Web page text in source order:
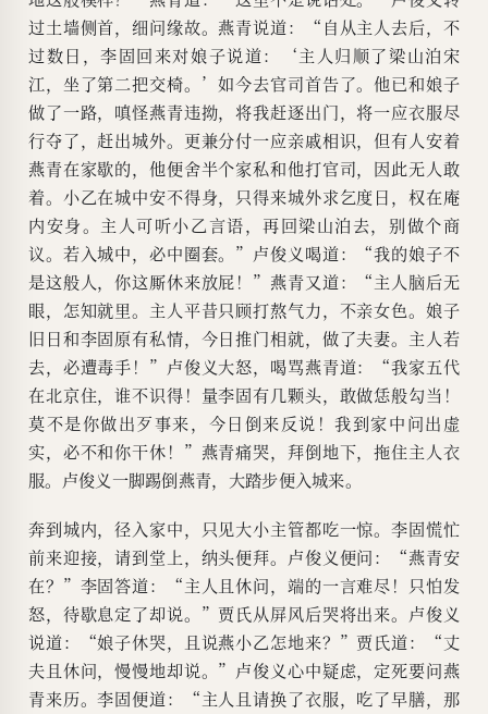
过土墙侧首，细问缘故。燕青说道：“自从主人去后，不
过数日，李固回来对娘子说道：‘主人归顺了梁山泊宋
江，坐了第二把交椅。’如今去官司首告了。他已和娘子
做了一路，嗔怪燕青违拗，将我赶逐出门，将一应衣服尽
行夺了，赶出城外。更兼分付一应亲戚相识，但有人安着
燕青在家歇的，他便舍半个家私和他打官司，因此无人敢
着。小乙在城中安不得身，只得来城外求乞度日，权在庵
内安身。主人可听小乙言语，再回梁山泊去，别做个商
议。若入城中，必中圈套。”卢俊义喝道：“我的娘子不
是这般人，你这厮休来放屁！”燕青又道：“主人脑后无
眼，怎知就里。主人平昔只顾打熬气力，不亲女色。娘子
旧日和李固原有私情，今日推门相就，做了夫妻。主人若
去，必遭毒手！”卢俊义大怒，喝骂燕青道：“我家五代
在北京住，谁不识得！量李固有几颗头，敢做恁般勾当！
莫不是你做出歹事来，今日倒来反说！我到家中问出虚
实，必不和你干休！”燕青痛哭，拜倒地下，拖住主人衣
服。卢俊义一脚踢倒燕青，大踏步便入城来。
奔到城内，径入家中，只见大小主管都吃一惊。李固慌忙
前来迎接，请到堂上，纳头便拜。卢俊义便问：“燕青安
在？”李固答道：“主人且休问，端的一言难尽！只怕发
怒，待歇息定了却说。”贾氏从屏风后哭将出来。卢俊义
说道：“娘子休哭，且说燕小乙怎地来？”贾氏道：“丈
夫且休问，慢慢地却说。”卢俊义心中疑虑，定死要问燕
青来历。李固便道：“主人且请换了衣服，吃了早膳，那